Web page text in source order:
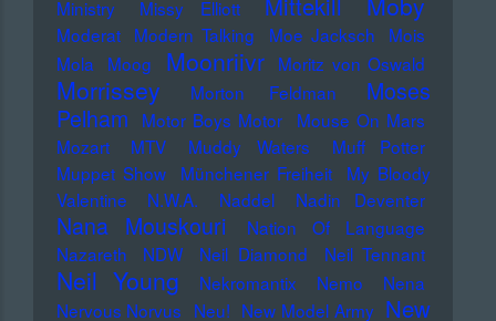
Ministry Missy Elliott Mittekill
Moderat Modern Talking Moe Jacksch
Mois
Mola
Moog Moonriivr Moritz von Oswald
Morrissey Morton Feldman
Moses
Pelham
Motor Boys Motor
Mouse On Mars
Mozart
MTV Muddy Waters
Muff Potter
Muppet Show
Münchener Freiheit
My Bloody
Valentine
N.W.A. Naddel Nadin Deventer
Nana Mouskouri
Nation Of Language
Nazareth
NDW Neil Diamond Neil Tennant
Neil Young Nekromantix Nemo
Nena
Nervous Norvus Neu! New Model Army New